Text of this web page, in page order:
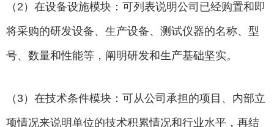
（2）在设备设施模块：可列表说明公司已经购置和即
将采购的研发设备、生产设备、测试仪器的名称、型
号、数量和性能等，阐明研发和生产基础坚实。
（3）在技术条件模块：可从公司承担的项目、内部立
项情况来说明单位的技术积累情况和行业水平，再结